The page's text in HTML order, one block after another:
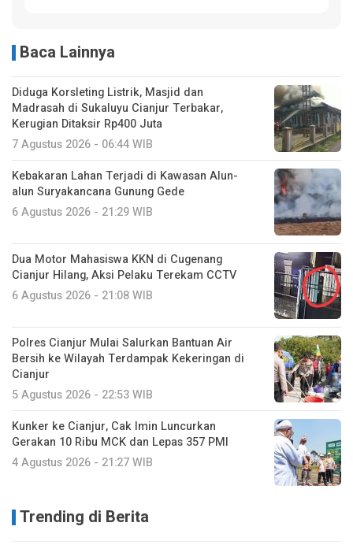
Baca Lainnya
Diduga Korsleting Listrik, Masjid dan
Madrasah di Sukaluyu Cianjur Terbakar,
Kerugian Ditaksir Rp400 Juta
7 Agustus 2026 - 06:44 WIB
Kebakaran Lahan Terjadi di Kawasan Alun-
alun Suryakancana Gunung Gede
6 Agustus 2026 - 21:29 WIB
Dua Motor Mahasiswa KKN di Cugenang
Cianjur Hilang, Aksi Pelaku Terekam CCTV
6 Agustus 2026 - 21:08 WIB
Polres Cianjur Mulai Salurkan Bantuan Air
Bersih ke Wilayah Terdampak Kekeringan di
Cianjur
5 Agustus 2026 - 22:53 WIB
Kunker ke Cianjur, Cak Imin Luncurkan
Gerakan 10 Ribu MCK dan Lepas 357 PMI
4 Agustus 2026 - 21:27 WIB
Trending di Berita